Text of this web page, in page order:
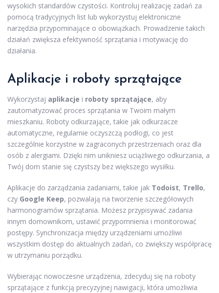
wysokich standardów czystości. Kontroluj realizację zadań za
pomocą tradycyjnych list lub wykorzystuj elektroniczne
narzędzia przypominające o obowiązkach. Prowadzenie takich
działań zwiększa efektywność sprzątania i motywację do
działania.
Aplikacje i roboty sprzątające
Wykorzystaj aplikacje i roboty sprzątające, aby
zautomatyzować proces sprzątania w Twoim małym
mieszkaniu. Roboty odkurzające, takie jak odkurzacze
automatyczne, regularnie oczyszczą podłogi, co jest
szczególnie korzystne w zagraconych przestrzeniach oraz dla
osób z alergiami. Dzięki nim unikniesz uciążliwego odkurzania, a
Twój dom stanie się czystszy bez większego wysiłku.
Aplikacje do zarządzania zadaniami, takie jak Todoist, Trello,
czy Google Keep, pozwalają na tworzenie szczegółowych
harmonogramów sprzątania. Możesz przypisywać zadania
innym domownikom, ustawić przypomnienia i monitorować
postępy. Synchronizacja między urządzeniami umożliwi
wszystkim dostęp do aktualnych zadań, co zwiększy współpracę
w utrzymaniu porządku.
Wybierając nowoczesne urządzenia, zdecyduj się na roboty
sprzątające z funkcją precyzyjnej nawigacji, która umożliwia